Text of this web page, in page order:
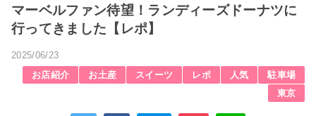
マーベルファン待望！ランディーズドーナツに
行ってきました【レポ】
2025/06/23
お店紹介
お土産 スイーツ レポ 人気
駐車場
東京